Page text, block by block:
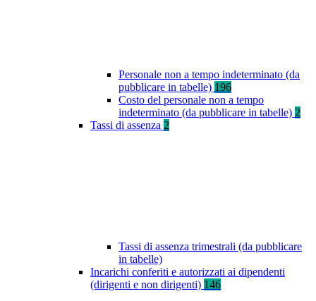
Personale non a tempo indeterminato (da
pubblicare in tabelle) 196
Costo del personale non a tempo
indeterminato (da pubblicare in tabelle) 2
Tassi di assenza 2
Tassi di assenza trimestrali (da pubblicare
in tabelle)
Incarichi conferiti e autorizzati ai dipendenti
(dirigenti e non dirigenti) 146